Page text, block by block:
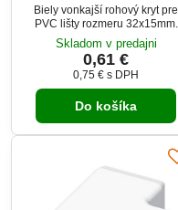
Biely vonkajší rohový kryt pre
PVC lišty rozmeru 32x15mm.
Skladom v predajni
0,61 €
0,75 € s DPH
Do košíka